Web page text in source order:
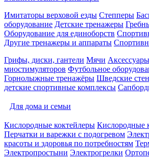
Имитаторы верховой езды Степперы
оборудование Детские тренажеры
Оборудование для единоборств
Другие тренажеры и аппараты
Грифы, диски, гантели Мячи
миостимуляторов Футбольное
Горнолыжные тренажёры Шведские
детские спортивные комплексы
Для дома и семьи
Кислородные коктейлеры Кислородные
Перчатки и варежки с подогревом
красоты и здоровья по потребностям
Электропростыни Электрогрелки